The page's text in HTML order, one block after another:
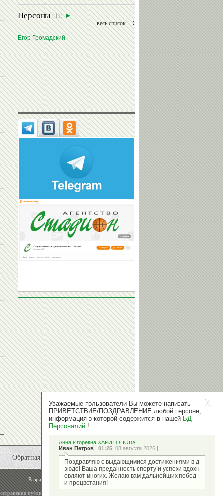
Ирина
ПРИВАЛОВА
Егор
МЕХОНЦЕВ
Персоны(1):
весь список
Егор Громадский
Обратная связь
Разработка и поддержкаООО "Стадион"
публикаций
Уважаемые пользователи Вы можете написать
ПРИВЕТСТВИЕ/ПОЗДРАВЛЕНИЕ любой персоне,
информация о которой содержится в нашей БД
Персоналий !
Анна Игоревна ХАРИТОНОВА
Иван Петров | 01:25 , 08 августа 2026 |
Поздравляю с выдающимися достижениями в д
зюдо! Ваша преданность спорту и успехи вдохн
овляют многих. Желаю вам дальнейших побед
и процветания!